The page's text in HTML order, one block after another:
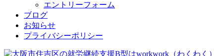
エントリーフォーム
ブログ
お知らせ
プライバシーポリシー